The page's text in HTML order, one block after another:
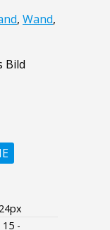
, Wand,
Bild
-